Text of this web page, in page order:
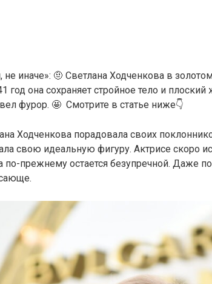
не иначе»: 🤨 Светлана Ходченкова в
год она сохраняет стройное тело и
фурор. 🤩 Смотрите в статье ниже👇
Ходченкова порадовала своих
свою идеальную фигуру. Актрисе скоро
по-прежнему остается безупречной. Даже